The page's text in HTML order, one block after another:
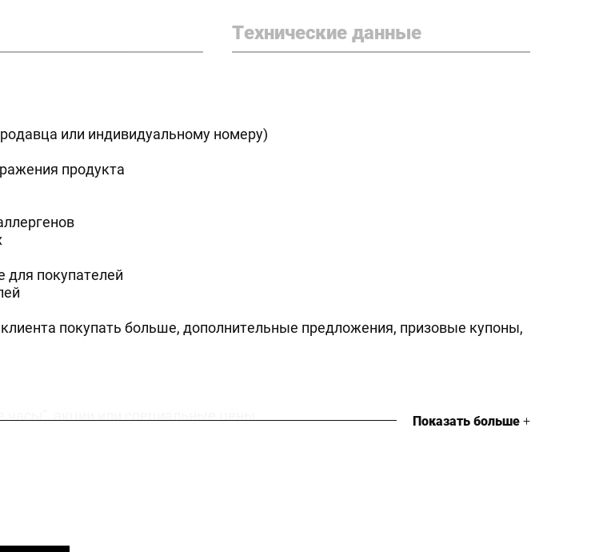
Технические данные
или индивидуальному номеру)
продукта
покупателей
покупать больше, дополнительные предложения, призовые купоны,
акции или специальные цены
Показать больше+